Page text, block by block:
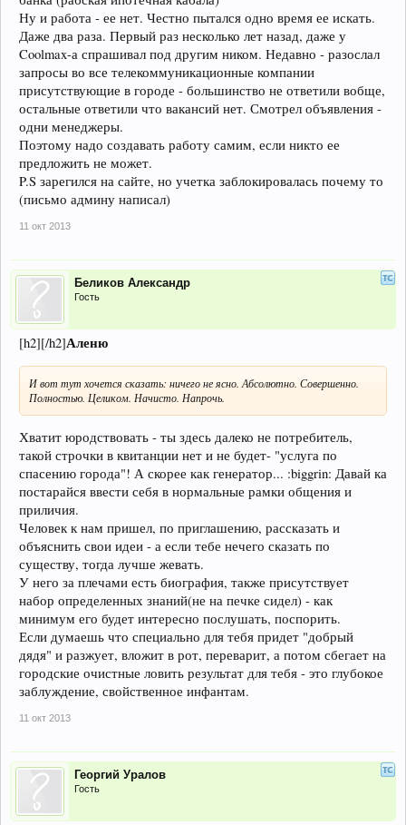
Ну и работа - ее нет. Честно пытался одно время ее искать.
Даже два раза. Первый раз несколько лет назад, даже у
Coolmax-а спрашивал под другим ником. Недавно - разослал
запросы во все телекоммуникационные компании
присутствующие в городе - большинство не ответили вобще,
остальные ответили что вакансий нет. Смотрел объявления -
одни менеджеры.
Поэтому надо создавать работу самим, если никто ее
предложить не может.
P.S зарегился на сайте, но учетка заблокировалась почему то
(письмо админу написал)
11 окт 2013
Беликов Александр
Гость
[h2][/h2]Аленю
И вот тут хочется сказать: ничего не ясно. Абсолютно. Совершенно.
Полностью. Целиком. Начисто. Напрочь.
Хватит юродствовать - ты здесь далеко не потребитель,
такой строчки в квитанции нет и не будет- "услуга по
спасению города"! А скорее как генератор... :biggrin: Давай ка
постарайся ввести себя в нормальные рамки общения и
приличия.
Человек к нам пришел, по приглашению, рассказать и
объяснить свои идеи - а если тебе нечего сказать по
существу, тогда лучше жевать.
У него за плечами есть биография, также присутствует
набор определенных знаний(не на печке сидел) - как
минимум его будет интересно послушать, поспорить.
Если думаешь что специально для тебя придет "добрый
дядя" и разжует, вложит в рот, переварит, а потом сбегает на
городские очистные ловить результат для тебя - это глубокое
заблуждение, свойственное инфантам.
11 окт 2013
Георгий Уралов
Гость